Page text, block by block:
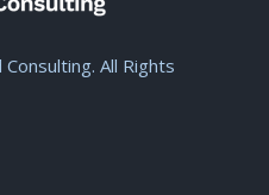
All Rights